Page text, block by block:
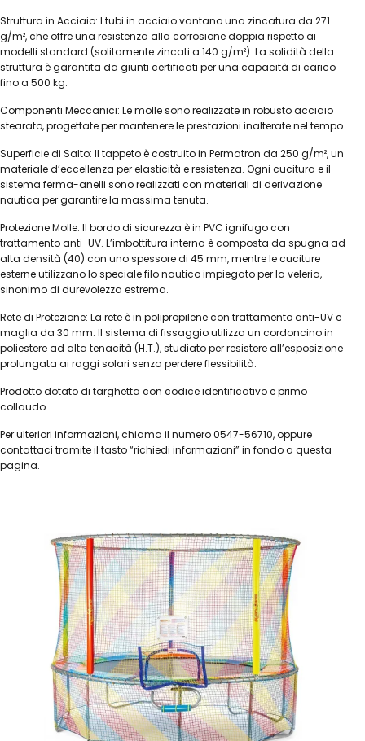
Struttura in Acciaio: I tubi in acciaio vantano una zincatura da 271
g/m², che offre una resistenza alla corrosione doppia rispetto ai
modelli standard (solitamente zincati a 140 g/m²). La solidità della
struttura è garantita da giunti certificati per una capacità di carico
fino a 500 kg.
Componenti Meccanici: Le molle sono realizzate in robusto acciaio
stearato, progettate per mantenere le prestazioni inalterate nel tempo.
Superficie di Salto: Il tappeto è costruito in Permatron da 250 g/m², un
materiale d’eccellenza per elasticità e resistenza. Ogni cucitura e il
sistema ferma-anelli sono realizzati con materiali di derivazione
nautica per garantire la massima tenuta.
Protezione Molle: Il bordo di sicurezza è in PVC ignifugo con
trattamento anti-UV. L’imbottitura interna è composta da spugna ad
alta densità (40) con uno spessore di 45 mm, mentre le cuciture
esterne utilizzano lo speciale filo nautico impiegato per la veleria,
sinonimo di durevolezza estrema.
Rete di Protezione: La rete è in polipropilene con trattamento anti-UV e
maglia da 30 mm. Il sistema di fissaggio utilizza un cordoncino in
poliestere ad alta tenacità (H.T.), studiato per resistere all’esposizione
prolungata ai raggi solari senza perdere flessibilità.
Prodotto dotato di targhetta con codice identificativo e primo
collaudo.
Per ulteriori informazioni, chiama il numero 0547-56710, oppure
contattaci tramite il tasto “richiedi informazioni” in fondo a questa
pagina.